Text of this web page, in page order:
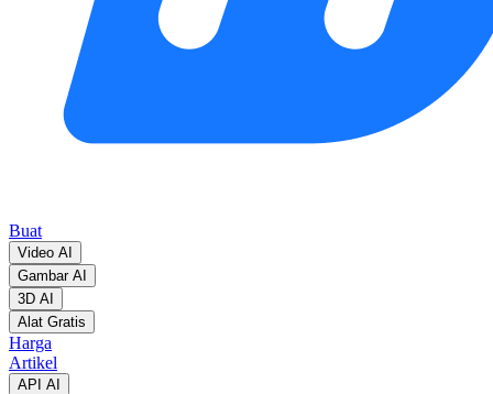
Buat
Video AI
Gambar AI
3D AI
Alat Gratis
Harga
Artikel
API AI